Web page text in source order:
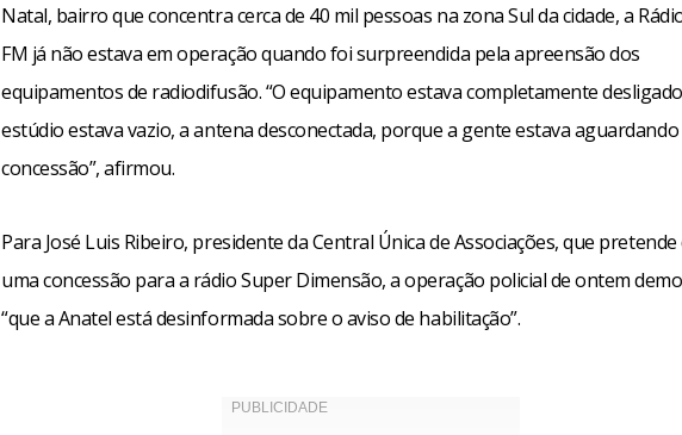
Natal, bairro que concentra cerca de 40 mil pessoas na zona Sul da cidade, a
FM já não estava em operação quando foi surpreendida pela apreensão dos
equipamentos de radiodifusão. “O equipamento estava completamente
estúdio estava vazio, a antena desconectada, porque a gente estava aguardando
concessão”, afirmou.
Para José Luis Ribeiro, presidente da Central Única de Associações, que
uma concessão para a rádio Super Dimensão, a operação policial de ontem
“que a Anatel está desinformada sobre o aviso de habilitação”.